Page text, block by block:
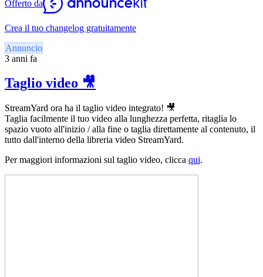
Offerto da
Crea il tuo changelog gratuitamente
Annuncio
3 anni fa
Taglio video 🎥
StreamYard ora ha il taglio video integrato! 🎥
Taglia facilmente il tuo video alla lunghezza perfetta, ritaglia lo
spazio vuoto all'inizio / alla fine o taglia direttamente al contenuto, il
tutto dall'interno della libreria video StreamYard.
Per maggiori informazioni sul taglio video, clicca qui.